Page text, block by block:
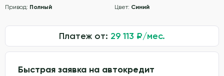
Привод: Полный Цвет: Синий
Платеж от: 29 113 ₽/мес.
Быстрая заявка на автокредит